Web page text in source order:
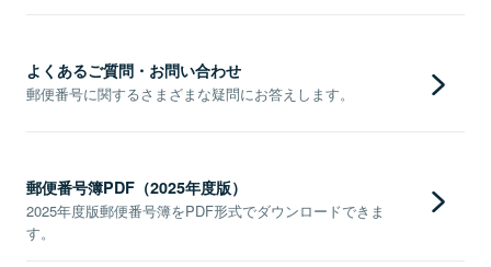
よくあるご質問・お問い合わせ
郵便番号に関するさまざまな疑問にお答えします。
郵便番号簿PDF（2025年度版）
2025年度版郵便番号簿をPDF形式でダウンロードできま
す。